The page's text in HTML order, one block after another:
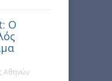
Ο
Αθηνών